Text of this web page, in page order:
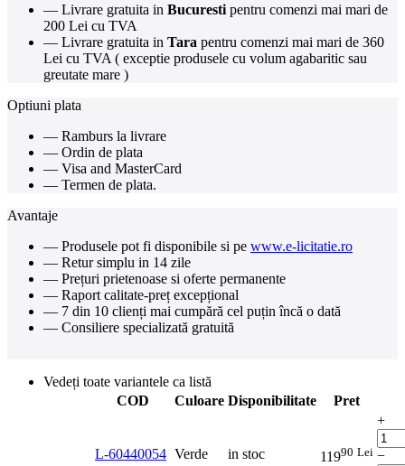
— Livrare gratuita in Bucuresti pentru comenzi mai mari de
200 Lei cu TVA
— Livrare gratuita in Tara pentru comenzi mai mari de 360
Lei cu TVA ( exceptie produsele cu volum agabaritic sau
greutate mare )
Optiuni plata
— Ramburs la livrare
— Ordin de plata
— Visa and MasterCard
— Termen de plata.
Avantaje
— Produsele pot fi disponibile si pe www.e-licitatie.ro
— Retur simplu in 14 zile
— Prețuri prietenoase si oferte permanente
— Raport calitate-preț excepțional
— 7 din 10 clienți mai cumpără cel puțin încă o dată
— Consiliere specializată gratuită
Vedeți toate variantele ca listă
COD
Culoare Disponibilitate Pret
L-60440054 Verde in stoc 11990 Lei
+
−